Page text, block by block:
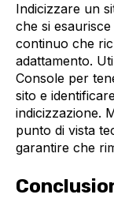
Indicizzare un
che si
continuo che
adattamento.
Console per
sito e
indicizzazione.
punto di vista
garantire che